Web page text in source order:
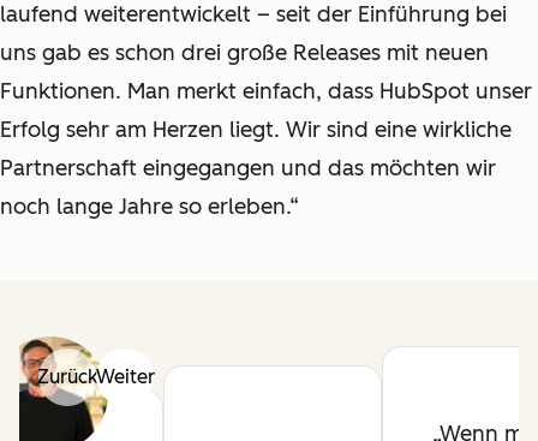
laufend weiterentwickelt – seit der Einführung bei
uns gab es schon drei große Releases mit neuen
Funktionen. Man merkt einfach, dass HubSpot unser
Erfolg sehr am Herzen liegt. Wir sind eine wirkliche
Partnerschaft eingegangen und das möchten wir
noch lange Jahre so erleben.“
ZurückWeiter
Wenn